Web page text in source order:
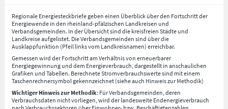
Regionale Energiesteckbriefe geben einen Überblick über den Fortschritt der
Energiewende in den rheinland-pfälzischen Landkreisen und
Verbandsgemeinden. In der Übersicht sind die kreisfreien Städte und
Landkreise aufgelistet. Die Verbandsgemeinden sind über die
Ausklappfunktion (Pfeil links vom Landkreisnamen) erreichbar.
Gemessen wird der Fortschritt am Verhältnis von erneuerbarer
Energiegewinnung und dem Energieverbrauch, dargestellt in anschaulichen
Grafiken und Tabellen. Berechnete Stromverbrauchswerte sind mit einem
Taschenrechnersymbol gekennzeichnet (siehe auch Hinweis zur Methodik)
Wichtiger Hinweis zur Methodik: Für Verbandsgemeinden, deren
Verbrauchsdaten nicht vorliegen, wird der landesweite Endenergieverbrauch